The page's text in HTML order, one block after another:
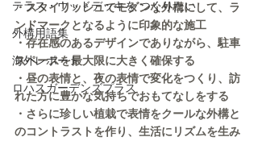
テラス・ウッドデッキを つくりたい
外構用語集
海外レポート
ロハスガーデンズプラス
・スタイリッシュでモダンな外構にして、ラ
ンドマークとなるように印象的な施工
・存在感のあるデザインでありながら、駐車
スペースを最大限に大きく確保する
・昼の表情と、夜の表情で変化をつくり、訪
れた方に豊かな気持ちでおもてなしをする
・さらに珍しい植栽で表情をクールな外構と
のコントラストを作り、生活にリズムを生み